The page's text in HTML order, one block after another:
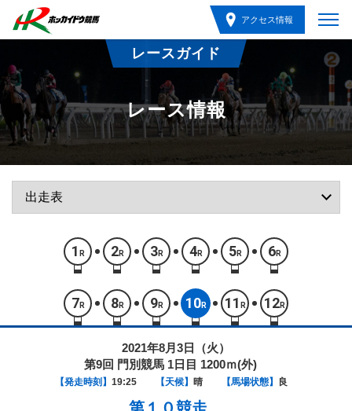
アクセス情報
レースガイド
レース情報
1 R 2R 3R 4R 5R 6R
7 R 8R 9R 10R 11 R 12R
2021年8月3日（火）
第9回 門別競馬 1日目 1200ｍ(外)
【発走時刻】 19:25 【天候】 晴 【馬場状態】 良